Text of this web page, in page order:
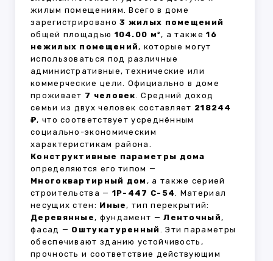
жилым помещениям. Всего в доме
зарегистрировано3 жилых помещений
общей площадью 104.00 м², а также16
нежилых помещений, которые могут
использоваться под различные
административные, технические или
коммерческие цели. Официально в доме
проживает 7 человек. Средний доход
семьи из двух человек составляет 218244
₽, что соответствует усреднённым
социально-экономическим
характеристикам района.
Конструктивные параметры дома
определяются его типом —
Многоквартирный дом , а также серией
строительства — 1Р-447 С-54. Материал
несущих стен: Иные, тип перекрытий:
Деревянные, фундамент —Ленточный,
фасад — Оштукатуренный . Эти параметры
обеспечивают зданию устойчивость,
прочность и соответствие действующим